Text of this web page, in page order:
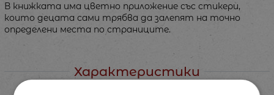
В книжката има цветно приложение със стикери,
които децата сами трябва да залепят на точно
определени места по страниците.
Характеристики